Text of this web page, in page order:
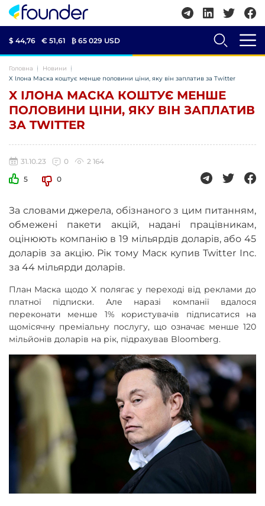
$ 44,76 € 51,61 ₿ 65 029 USD
Головна
Новини
X Ілона Маска коштує менше половини ціни, яку він заплатив за Twitter
X ІЛОНА МАСКА КОШТУЄ МЕНШЕ
ПОЛОВИНИ ЦІНИ, ЯКУ ВІН ЗАПЛАТИВ
ЗА TWITTER
31.10.23 0
2 164
5
0
За словами джерела, обізнаного з цим питанням,
обмежені пакети акцій, надані працівникам,
оцінюють компанію в 19 мільярдів доларів, або 45
доларів за акцію. Рік тому Маск купив Twitter Inc.
за 44 мільярди доларів.
План Маска щодо X полягає у переході від реклами до
платної підписки. Але наразі компанії вдалося
переконати менше 1% користувачів підписатися на
щомісячну преміальну послугу, що означає менше 120
мільйонів доларів на рік, підрахував Bloomberg.